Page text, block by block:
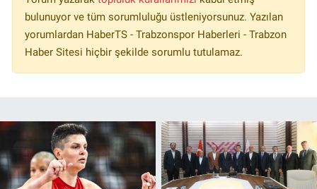
bulunuyor ve tüm sorumluluğu üstleniyorsunuz. Yazılan
yorumlardan HaberTS - Trabzonspor Haberleri - Trabzon
Haber Sitesi hiçbir şekilde sorumlu tutulamaz.